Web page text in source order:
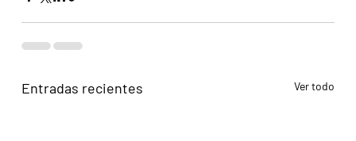
Entradas recientes Ver todo